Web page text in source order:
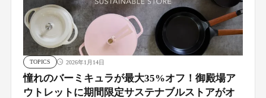
TOPICS 2026年1月14日
憧れのバーミキュラが最大35%オフ！御殿場ア
ウトレットに期間限定サステナブルストアがオ